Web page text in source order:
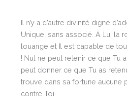
Il n’y a d’autre divinité digne
Unique, sans associé. A Lui la
louange et Il est capable de
! Nul ne peut retenir ce que Tu
peut donner ce que Tu as
trouve dans sa fortune aucune
contre Toi.